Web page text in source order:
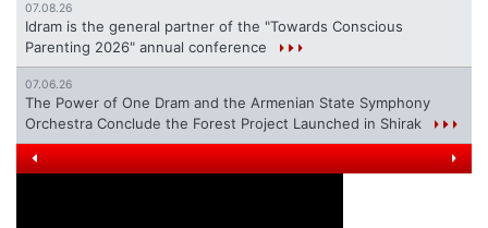
07.08.26
Idram is the general partner of the "Towards Conscious
Parenting 2026" annual conference
07.06.26
The Power of One Dram and the Armenian State Symphony
Orchestra Conclude the Forest Project Launched in Shirak